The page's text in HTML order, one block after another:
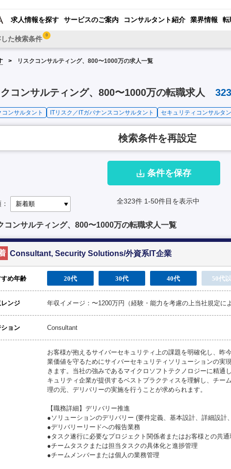
求人情報を探す サービスのご案内 コンサルタント紹介 業界情報 転
た検索条件 0
リスクコンサルティング、800〜1000万の求人一覧
コンサルティング、800〜1000万の転職求人
コンサルタント ITリスク／ITガバナンスコンサルタント セキュリティコンサルタ
検索条件を再設定
条件を保存
全323件 1-50件目を表示中
コンサルティング、800〜1000万の転職求人一覧
Consultant, Security Solutions/外資系IT企業
すめ年齢 20代 30代 40代 50代
ンジ 年収イメージ：〜1200万円（経験・能力を考慮の上当社規定に
ョン Consultant
お客様が抱えるサイバーセキュリティ上の課題を明確化し、昨
業価値を守るためにサイバーセキュリティソリューションの実
きます。当社の強みであるマイクロソフトテクノロジーに精通
キュリティ企業が提供するベストプラクティスを理解し、チー
理の元、デリバリーの実施を行うことが求められます。
【職務詳細】デリバリー推進
●ソリューションのデリバリー (要件定義、基本設計、詳細設計
●デリバリーリードへの報告業務
●タスク遂行に必要なプロジェクト関係者またはお客様との共
●チームタスクまたは担当タスクの具体化と進捗管理
●チームメンバーまたは個人の業務管理